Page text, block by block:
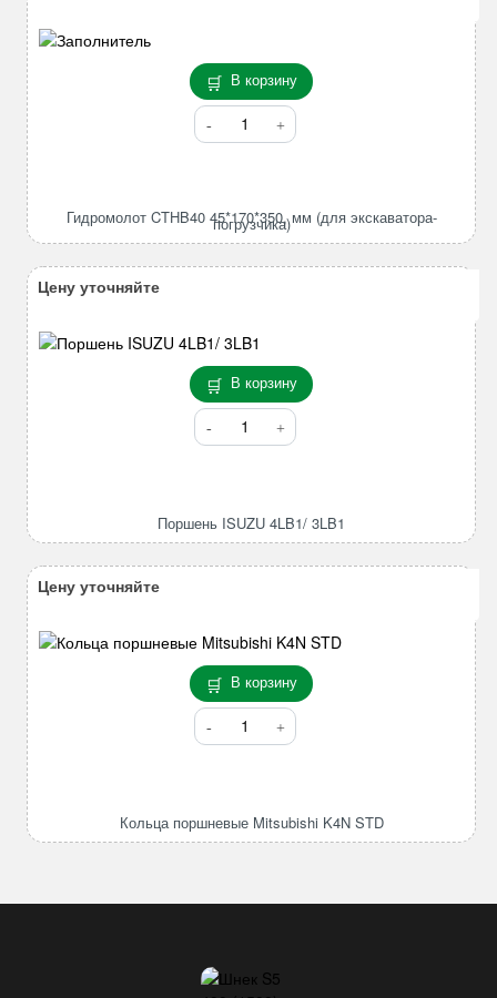
STD
(комплект)
В корзину
Количество
товара
45*170*350,
мм
Гидромолот CTHB40 45*170*350, мм (для экскаватора-
погрузчика)
В корзину
Количество
товара
3LB1
Поршень ISUZU 4LB1/ 3LB1
Цену уточняйте
В корзину
Количество
товара
K4N
Кольца поршневые Mitsubishi K4N STD
Цену уточняйте